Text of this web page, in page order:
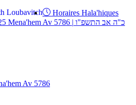
Horaires Hala'hiques
Mena'hem Av 5786 | כ"ה אב התשפ"ו
Av 5786